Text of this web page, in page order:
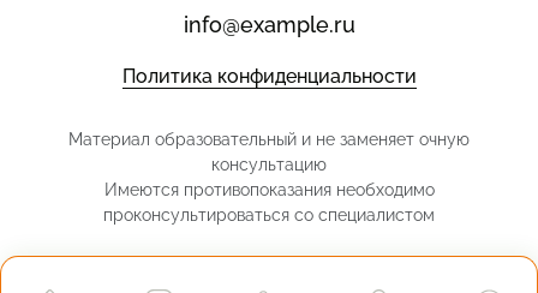
info@example.ru
Политика конфиденциальности
Материал образовательный и не заменяет очную
консультацию
Имеются противопоказания необходимо
проконсультироваться со специалистом